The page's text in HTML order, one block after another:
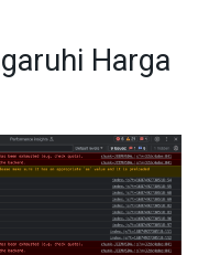
Harga